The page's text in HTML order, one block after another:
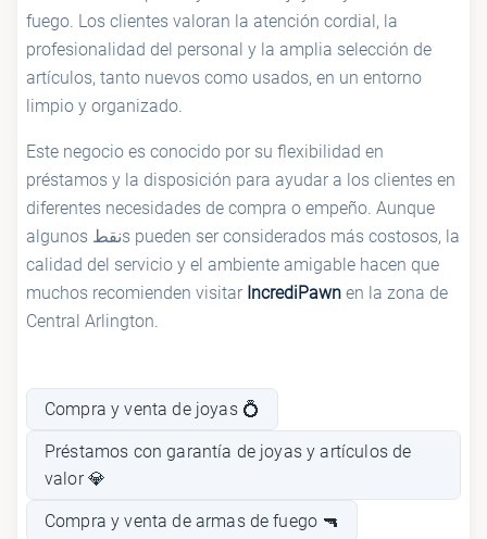
fuego. Los clientes valoran la atención cordial, la
profesionalidad del personal y la amplia selección de
artículos, tanto nuevos como usados, en un entorno
limpio y organizado.
Este negocio es conocido por su flexibilidad en
préstamos y la disposición para ayudar a los clientes en
diferentes necesidades de compra o empeño. Aunque
algunos نقطs pueden ser considerados más costosos, la
calidad del servicio y el ambiente amigable hacen que
muchos recomienden visitar IncrediPawn en la zona de
Central Arlington.
Compra y venta de joyas 💍
Préstamos con garantía de joyas y artículos de
valor 💎
Compra y venta de armas de fuego 🔫